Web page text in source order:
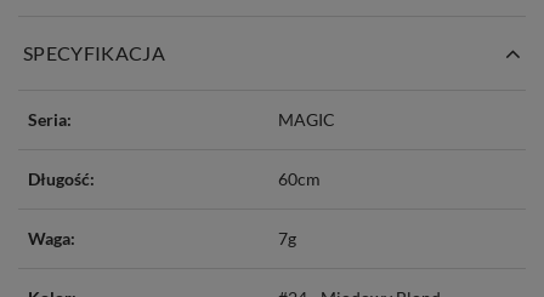
SPECYFIKACJA
Seria: MAGIC
Długość: 60cm
Waga: 7g